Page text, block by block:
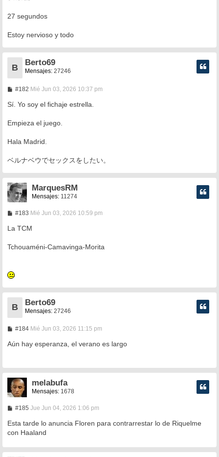
27 segundos
Estoy nervioso y todo
B
Berto69
Mensajes: 27246
#182M
n
s
j
Mié Jun 03, 2026 10:37 pm
Sí. Yo soy el fichaje estrella.
Empieza el juego.
Hala Madrid.
ベルナベウでセックスをしたい。
MarquesRM
Mensajes: 11274
#183M
n
s
j
Mié Jun 03, 2026 10:59 pm
La TCM
Tchouaméni-Camavinga-Morita
B
Berto69
Mensajes: 27246
#184M
n
s
e
Mié Jun 03, 2026 11:15 pm
Aún hay esperanza, el verano es largo
melabufa
Mensajes: 1678
#185M
n
a
e
Jue Jun 04, 2026 1:06 pm
Esta tarde lo anuncia Floren para contrarrestar lo de Riquelme
con Haaland